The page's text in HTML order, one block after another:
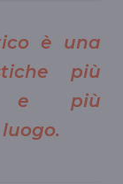
è una
più
e più